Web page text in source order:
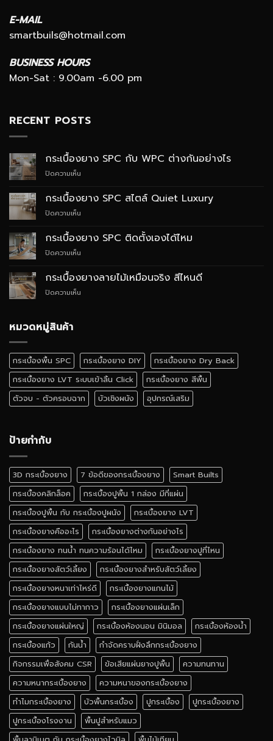
E-MAIL
smartbuils@hotmail.com
BUSINESS HOURS
Mon-Sat : 9.00am -6.00 pm
RECENT POSTS
กระเบื้องยาง SPC กับ WPC ต่างกันอย่างไร
ปิดความเห็น
ยาง
SPC
ต่าง
กระเบื้องยาง SPC สไตล์ Quiet Luxury
ปิดความเห็น
ยาง
SPC
Luxury
กระเบื้องยาง SPC ติดตั้งเองได้ไหม
ปิดความเห็น
ยาง
SPC
กระเบื้องยางลายไม้เหมือนจริง สีไหนดี
ปิดความเห็น
สี
ไหน
ดี
หมวดหมู่สินค้า
กระเบื้องพื้น SPC กระเบื้องยาง DIY
กระเบื้องยาง Dry Back
กระเบื้องยาง LVT ระบบเข้าลิ้น Click
กระเบื้องยาง สีพื้น
ตัวจบ - ตัวครอบฉาก
บัวเชิงผนัง อุปกรณ์เสริม
ป้ายกำกับ
3D กระเบื้องยาง 7 ข้อดีของกระเบื้องยาง
Smart Builts
กระเบื้องคลิกล็อค
กระเบื้องปูพื้น 1 กล่อง มีกี่แผ่น
กระเบื้องปูพื้น กับ กระเบื้องปูผนัง
กระเบื้องยาง LVT
กระเบื้องยางคืออะไร
กระเบื้องยางต่างกันอย่างไร
กระเบื้องยาง ทนน้ำ ทนความร้อนได้ไหม
กระเบื้องยางปูที่ไหน
กระเบื้องยางสัตว์เลี้ยง
กระเบื้องยางสำหรับสัตว์เลี้ยง
กระเบื้องยางหนาเท่าไหร่ดี
กระเบื้องยางแกนไม้
กระเบื้องยางแบบไม่ทากาว
กระเบื้องยางแผ่นเล็ก
กระเบื้องยางแผ่นใหญ่
กระเบื้องห้องนอน มินิมอล
กระเบื้องห้องน้ำ
กระเบื้องแก้ว
กันน้ำ
กำจัดคราบฝั่งลึกกระเบื้องยาง
กิจกรรมเพื่อสังคม CSR
ข้อเสียแผ่นยางปูพื้น
ความทนทาน
ความหนากระเบื้องยาง
ความหนาของกระเบื้องยาง
ทำไมกระเบื้องยาง
บัวพื้นกระเบื้อง ปูกระเบื้อง
ปูกระเบื้องยาง
ปูกระเบื้องโรงงาน
พื้นปูสำหรับแมว